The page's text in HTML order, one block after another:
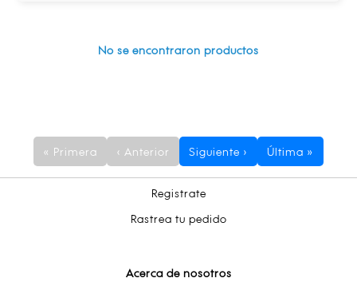
No se encontraron productos
« Primera ‹ Anterior Siguiente › Última »
Registrate
Rastrea tu pedido
Acerca de nosotros